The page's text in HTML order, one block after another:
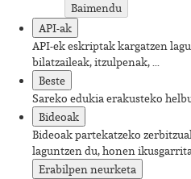
Baimendu
API-ak
API-ek eskriptak kargatzen
bilatzaileak, itzulpenak, ...
Beste
Sareko edukia erakusteko
Bideoak
Bideoak partekatzeko
laguntzen du, honen
Erabilpen neurketa